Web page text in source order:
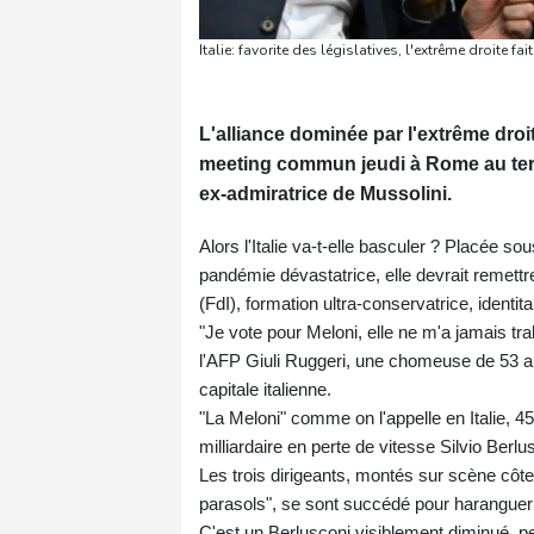
Italie: favorite des législatives, l'extrême droite
L'alliance dominée par l'extrême
meeting commun jeudi à Rome au
ex-admiratrice de Mussolini.
Alors l'Italie va-t-elle basculer ? Placée
pandémie dévastatrice, elle devrait
(FdI), formation ultra-conservatrice,
"Je vote pour Meloni, elle ne m'a jamais
l'AFP Giuli Ruggeri, une chomeuse de 53
capitale italienne.
"La Meloni" comme on l'appelle en Italie,
milliardaire en perte de vitesse Silvio
Les trois dirigeants, montés sur scène
parasols", se sont succédé pour